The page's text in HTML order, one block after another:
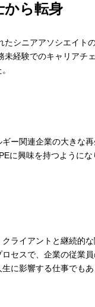
から転身
たシニアアソシエイト
経験でのキャリアチェ
ー関連企業の大きな再
に興味を持つようにな
ライアントと継続的な
セスで、企業の従業
に影響する仕事でもあ